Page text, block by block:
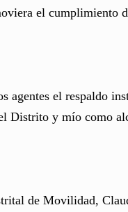
el cumplimiento
agentes el respaldo
Distrito y mío como
de Movilidad,